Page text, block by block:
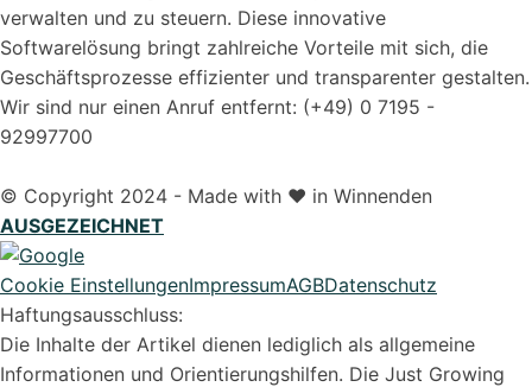
verwalten und zu steuern. Diese innovative
Softwarelösung bringt zahlreiche Vorteile mit sich, die
Geschäftsprozesse effizienter und transparenter gestalten.
Wir sind nur einen Anruf entfernt: (+49) 0 7195 -
92997700
© Copyright 2024 - Made with ❤️ in Winnenden
AUSGEZEICHNET
Cookie EinstellungenImpressumAGBDatenschutz
Haftungsausschluss:
Die Inhalte der Artikel dienen lediglich als allgemeine
Informationen und Orientierungshilfen. Die Just Growing
Syvera Accessify
Barrierefreiheits-Tools